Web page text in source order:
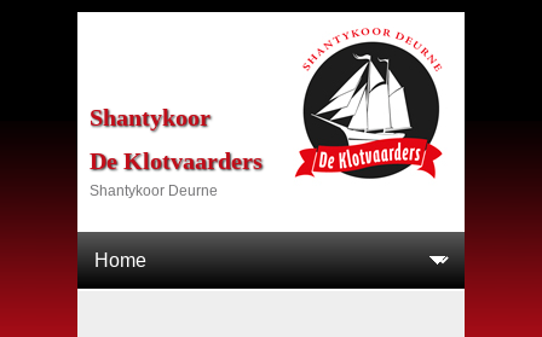
Shantykoor
De Klotvaarders
Shantykoor Deurne